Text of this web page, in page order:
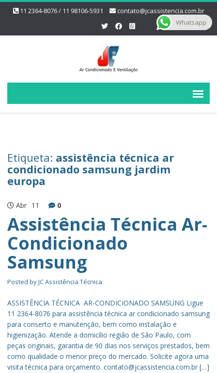
11 2364-8076 / 11 98106-5931 contato@jcassistencia.com.br
Etiqueta: assistência técnica ar
condicionado samsung jardim
europa
Abr 11 0
Assistência Técnica Ar-
Condicionado
Samsung
Posted byJC Assistência Técnica
ASSISTÊNCIA TÉCNICA AR-CONDICIONADO SAMSUNG Ligue
11 2364-8076 para assistência técnica ar condicionado samsung
para conserto e manutenção, bem como instalação e
higienização. Atende a domicílio região de São Paulo, com
peças originais, garantia de 90 dias nos serviços prestados, bem
como qualidade o menor preço do mercado. Solicite agora uma
visita técnica para orçamento. contato@jcassistencia.com.br […]
Whatsapp